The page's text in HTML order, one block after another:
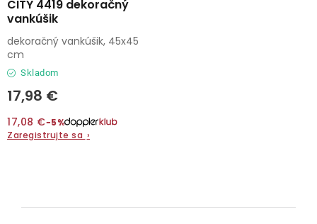
CITY 4419 dekoračný
vankúšik
Skladom
17,98 €
17,08 €−5%
Zaregistrujte sa ›
dekoračný vankúšik, 45x45
cm